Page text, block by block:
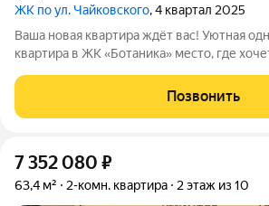
ЖК по ул. Чайковского, 4 квартал 2025
Ваша новая квартира ждёт вас! Уютная
квартира в ЖК «Ботаника» место, где хочется проводить
комфортный 3й этаж 10этажного дома без суеты верхних
этажей и шума первых; современный
Позвонить
7 352 080 ₽
63,4 м² 2-комн. квартира 2 этаж из 10